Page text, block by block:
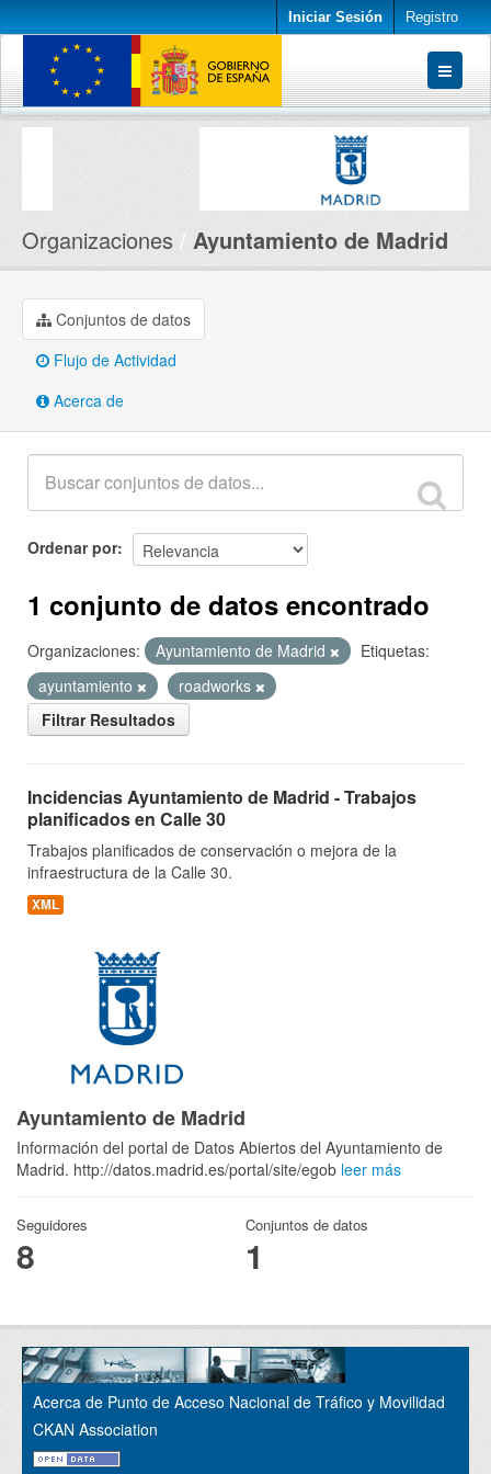
Iniciar Sesión Registro
Conjuntos de datos
Organizaciones Ayuntamiento de Madrid
Conjuntos de datos
Flujo de Actividad
Acerca de
Ordenar por
1 conjunto de datos encontrado
Organizaciones: Ayuntamiento de Madrid
Etiquetas:
ayuntamiento
roadworks
Filtrar Resultados
Incidencias Ayuntamiento de Madrid - Trabajos
planificados en Calle 30
Trabajos planificados de conservación o mejora de la
infraestructura de la Calle 30.
XML
Ayuntamiento de Madrid
Información del portal de Datos Abiertos del Ayuntamiento de
Madrid. http://datos.madrid.es/portal/site/egob leer más
Seguidores
8
Conjuntos de datos
1
Acerca de Punto de Acceso Nacional de Tráfico y Movilidad
CKAN Association